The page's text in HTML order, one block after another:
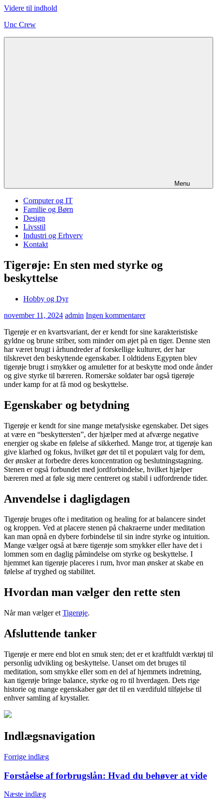
Videre til indhold
Unc Crew
Menu
Computer og IT
Familie og Børn
Design
Livsstil
Industri og Erhverv
Kontakt
Tigerøje: En sten med styrke og
beskyttelse
Hobby og Dyr
november 11, 2024 admin Ingen kommentarer
Tigerøje er en kvartsvariant, der er kendt for sine karakteristiske
gyldne og brune striber, som minder om øjet på en tiger. Denne sten
har været brugt i århundreder af forskellige kulturer, der har
tilskrevet den beskyttende egenskaber. I oldtidens Egypten blev
tigerøje brugt i smykker og amuletter for at beskytte mod onde ånder
og give styrke til bæreren. Romerske soldater bar også tigerøje
under kamp for at få mod og beskyttelse.
Egenskaber og betydning
Tigerøje er kendt for sine mange metafysiske egenskaber. Det siges
at være en “beskyttersten”, der hjælper med at afværge negative
energier og skabe en følelse af sikkerhed. Mange tror, at tigerøje kan
give klarhed og fokus, hvilket gør det til et populært valg for dem,
der ønsker at forbedre deres koncentration og beslutningstagning.
Stenen er også forbundet med jordforbindelse, hvilket hjælper
bæreren med at føle sig mere centreret og stabil i udfordrende tider.
Anvendelse i dagligdagen
Tigerøje bruges ofte i meditation og healing for at balancere sindet
og kroppen. Ved at placere stenen på chakraerne under meditation
kan man opnå en dybere forbindelse til sin indre styrke og intuition.
Mange vælger også at bære tigerøje som smykker eller have det i
lommen som en daglig påmindelse om styrke og beskyttelse. I
hjemmet kan tigerøje placeres i rum, hvor man ønsker at skabe en
følelse af tryghed og stabilitet.
Hvordan man vælger den rette sten
Når man vælger et Tigerøje.
Afsluttende tanker
Tigerøje er mere end blot en smuk sten; det er et kraftfuldt værktøj til
personlig udvikling og beskyttelse. Uanset om det bruges til
meditation, som smykke eller som en del af hjemmets indretning,
kan tigerøje bringe balance, styrke og ro til hverdagen. Dets rige
historie og mange egenskaber gør det til en værdifuld tilføjelse til
enhver samling af krystaller.
Indlægsnavigation
Forrige indlæg
Forståelse af forbrugslån: Hvad du behøver at vide
Næste indlæg